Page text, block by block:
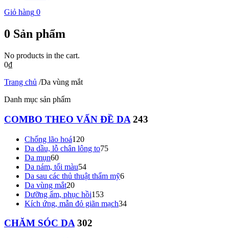
Giỏ hàng 0
0 Sản phẩm
No products in the cart.
0₫
Trang chủ /Da vùng mắt
Danh mục sản phẩm
COMBO THEO VẤN ĐỀ DA 243
Chống lão hoá120
Da dầu, lỗ chân lông to75
Da mụn60
Da nám, tối màu54
Da sau các thủ thuật thẩm mỹ6
Da vùng mắt20
Dưỡng ẩm, phục hồi153
Kích ứng, mẫn đỏ giãn mạch34
CHĂM SÓC DA 302